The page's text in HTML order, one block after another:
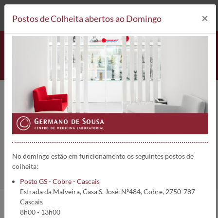
212 693 530* Postos de Colheita
Vitamina B2 (FAD) [Riboflavina] |
1556
Home Análises Vitamina B2 (FAD) [Riboflavina]
Postos de Colheita abertos ao Domingo ×
No domingo estão em funcionamento os seguintes postos de
colheita:
Posto GS - Cobre - Cascais
Estrada da Malveira, Casa S. José, Nº484, Cobre, 2750-787
Cascais
8h00 - 13h00